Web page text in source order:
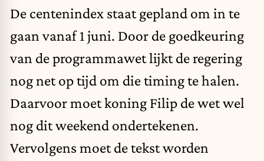
De centenindex staat gepland om in te
gaan vanaf 1 juni. Door de goedkeuring
van de programmawet lijkt de regering
nog net op tijd om die timing te halen.
Daarvoor moet koning Filip de wet wel
nog dit weekend ondertekenen.
Vervolgens moet de tekst worden